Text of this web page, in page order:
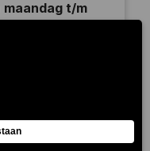
maandag t/m